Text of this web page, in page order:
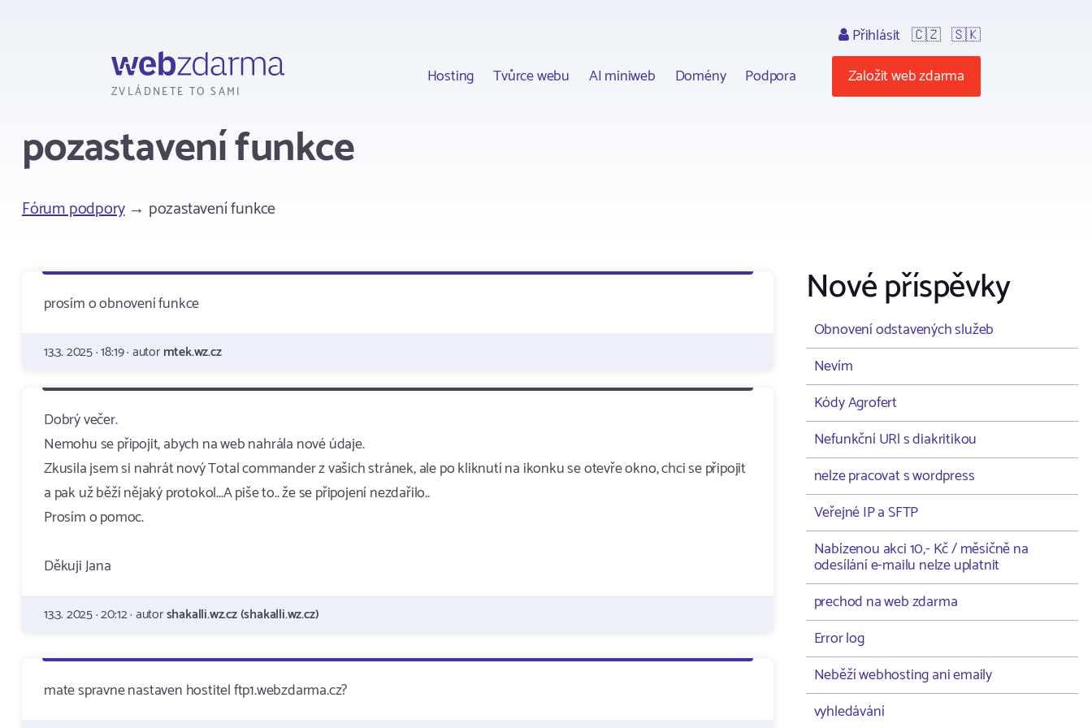
ZVLÁDNETE TO SAMI
Hosting Tvůrce webu AI miniweb Domény Podpora
Přihlásit 🇨🇿 🇸🇰
Založit web zdarma
pozastavení funkce
Fórum podpory→ pozastavení funkce
prosím o obnovení funkce
13.3. 2025 · 18:19 · autormtek.wz.cz
Dobrý večer.
Nemohu se připojit, abych na web nahrála nové údaje.
Zkusila jsem si nahrát nový Total commander z vašich stránek, ale po kliknutí na ikonku se otevře okno, chci se připojit
a pak už běží nějaký protokol...A piše to.. že se připojení nezdařilo..
Prosím o pomoc.
Děkuji Jana
13.3. 2025 · 20:12 · autorshakalli.wz.cz (shakalli.wz.cz)
mate spravne nastaven hostitel ftp1.webzdarma.cz?
Nové příspěvky
Obnovení odstavených služeb
Nevím
Kódy Agrofert
Nefunkční URl s diakritikou
nelze pracovat s wordpress
Veřejné IP a SFTP
Nabízenou akci 10,- Kč / měsíčně na
odesílání e-mailu nelze uplatnit
prechod na web zdarma
Error log
Neběží webhosting ani emaily
vyhledávání